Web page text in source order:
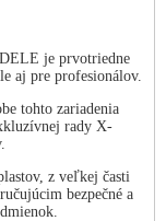
je prvotriedne
aj pre profesionálov.
tohto zariadenia
rady X-
z veľkej časti
bezpečné a